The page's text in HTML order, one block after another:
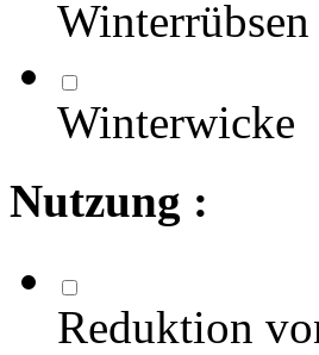
Winterrübsen
Winterwicke
Nutzung :
Reduktion